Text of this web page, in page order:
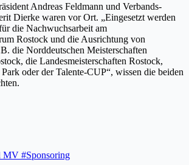
Andreas Feldmann und Verbands-
Dierke waren vor Ort. „Eingesetzt werden
die Nachwuchsarbeit am
Rostock und die Ausrichtung von
die Norddeutschen Meisterschaften
die Landesmeisterschaften Rostock,
oder der Talente-CUP“, wissen die beiden
MV #Sponsoring